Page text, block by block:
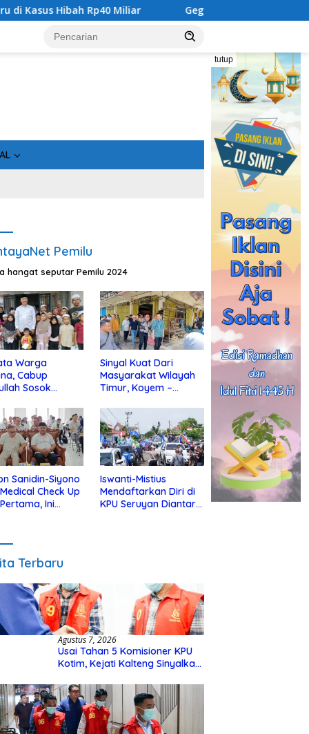
Rp40 Miliar Geger! 5 Komisioner KPU Kotim
tutup
Pemilu
hangat seputar Pemilu 2024
Warga
Cabup
Sosok
Sinyal Kuat Dari
Masyarakat Wilayah
Timur, Koyem –
di Kotim
Sanidin-Siyono
Check Up
Ini
Iswanti-Mistius
Mendaftarkan Diri di
KPU Seruyan Diantar
Terbaru
Agustus 7, 2026
Usai Tahan 5 Komisioner KPU
Kotim, Kejati Kalteng Sinyalkan
Hibah Rp40 Miliar